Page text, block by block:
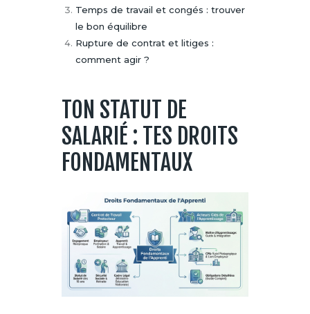
Temps de travail et congés : trouver
le bon équilibre
Rupture de contrat et litiges :
comment agir ?
TON STATUT DE
SALARIÉ : TES DROITS
FONDAMENTAUX